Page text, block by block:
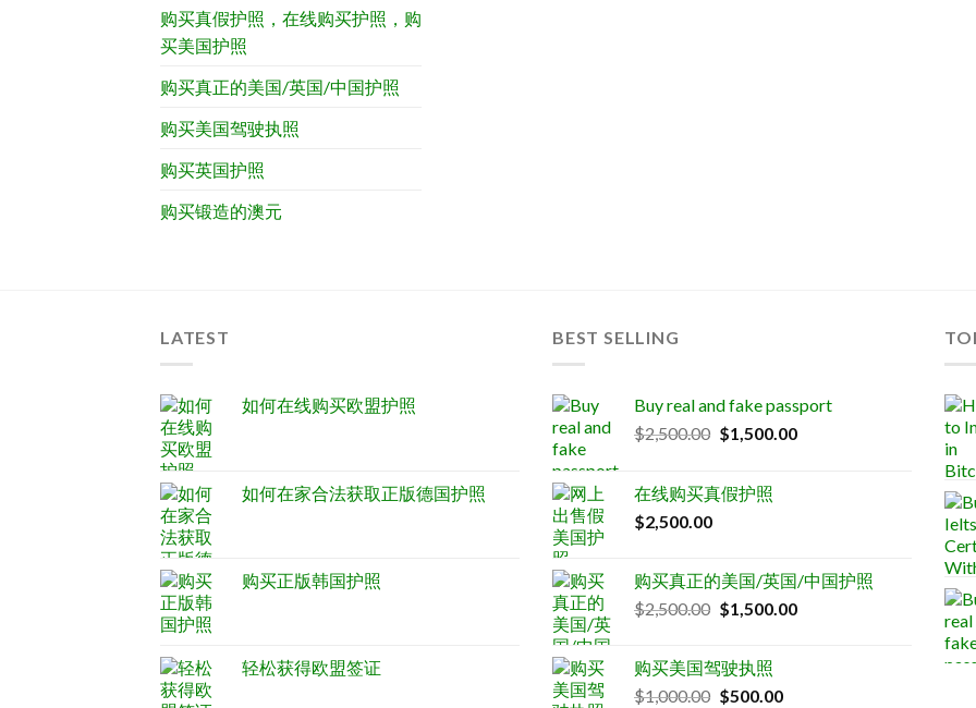
购买真假护照，在线购买护照，购
买美国护照
购买真正的美国/英国/中国护照
购买美国驾驶执照
购买英国护照
购买锻造的澳元
LATEST
如何在线购买欧盟护照
如何在家合法获取正版德国护照
购买正版韩国护照
轻松获得欧盟签证
BEST SELLING
Buy real and fake passport
$2,500.00 Original
$2,500.00.
$1,500.00Current
在线购买真假护照
$2,500.00
购买真正的美国/英国/中国护照
$2,500.00 Original
$2,500.00.
$1,500.00Current
购买美国驾驶执照
$1,000.00 Original
$500.00Current